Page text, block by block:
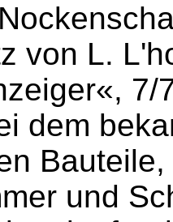
von L.
7/
dem
und